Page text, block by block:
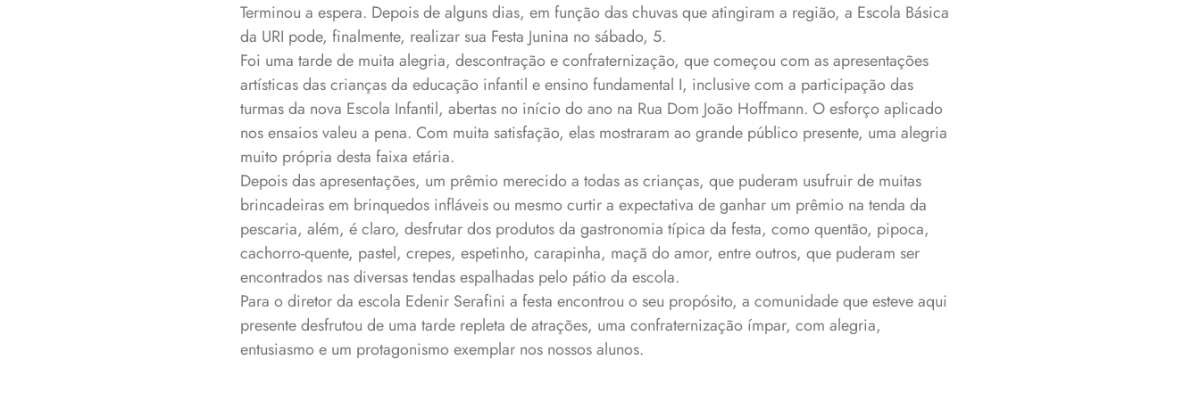
Terminou a espera. Depois de alguns dias, em função das chuvas que atingiram a região, a Escola Básica
da URI pode, finalmente, realizar sua Festa Junina no sábado, 5.
Foi uma tarde de muita alegria, descontração e confraternização, que começou com as apresentações
artísticas das crianças da educação infantil e ensino fundamental I, inclusive com a participação das
turmas da nova Escola Infantil, abertas no início do ano na Rua Dom João Hoffmann. O esforço aplicado
nos ensaios valeu a pena. Com muita satisfação, elas mostraram ao grande público presente, uma alegria
muito própria desta faixa etária.
Depois das apresentações, um prêmio merecido a todas as crianças, que puderam usufruir de muitas
brincadeiras em brinquedos infláveis ou mesmo curtir a expectativa de ganhar um prêmio na tenda da
pescaria, além, é claro, desfrutar dos produtos da gastronomia típica da festa, como quentão, pipoca,
cachorro-quente, pastel, crepes, espetinho, carapinha, maçã do amor, entre outros, que puderam ser
encontrados nas diversas tendas espalhadas pelo pátio da escola.
Para o diretor da escola Edenir Serafini a festa encontrou o seu propósito, a comunidade que esteve aqui
presente desfrutou de uma tarde repleta de atrações, uma confraternização ímpar, com alegria,
entusiasmo e um protagonismo exemplar nos nossos alunos.